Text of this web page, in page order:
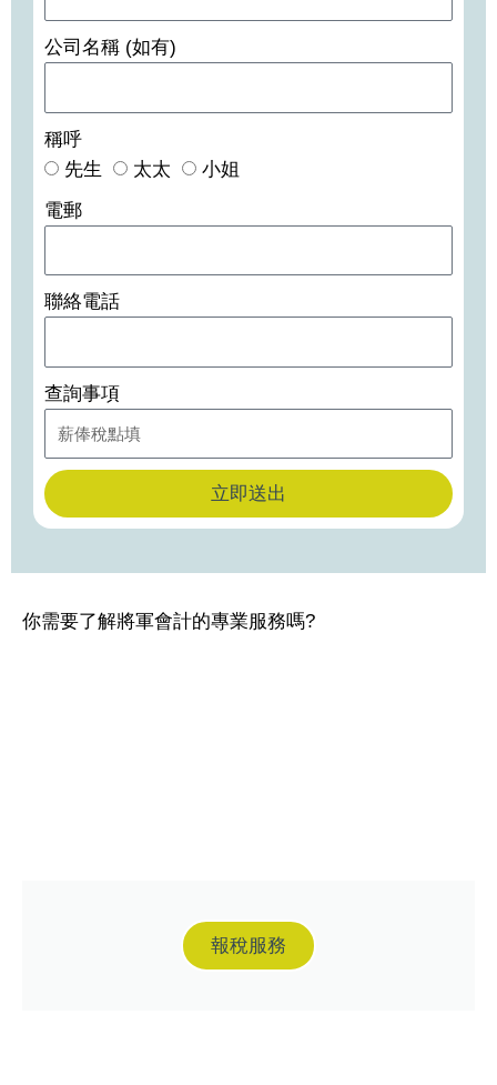
公司名稱 (如有)
稱呼
先生
太太
小姐
電郵
聯絡電話
查詢事項
立即送出
你需要了解將軍會計的專業服務嗎?
報稅服務